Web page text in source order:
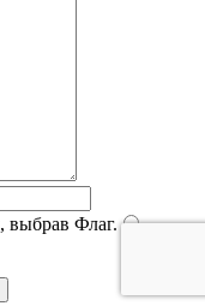
выбрав Флаг.